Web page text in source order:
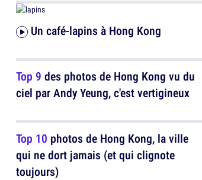
Un café-lapins à Hong Kong
Top 9 des photos de Hong Kong vu du
ciel par Andy Yeung, c'est vertigineux
Top 10 photos de Hong Kong, la ville
qui ne dort jamais (et qui clignote
toujours)